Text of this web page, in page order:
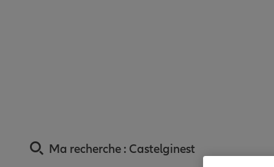
Ma recherche : Castelginest